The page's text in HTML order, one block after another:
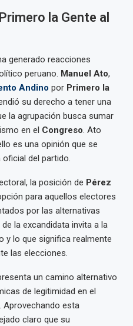
la Gente al
generado reacciones
peruano. Manuel Ato,
Andino por Primero la
su derecho a tener una
la agrupación busca sumar
en el Congreso. Ato
es una opinión que se
oficial del partido.
la posición de Pérez
para aquellos electores
por las alternativas
la excandidata invita a la
y lo que significa realmente
las elecciones.
un camino alternativo
de legitimidad en el
esta
claro que su